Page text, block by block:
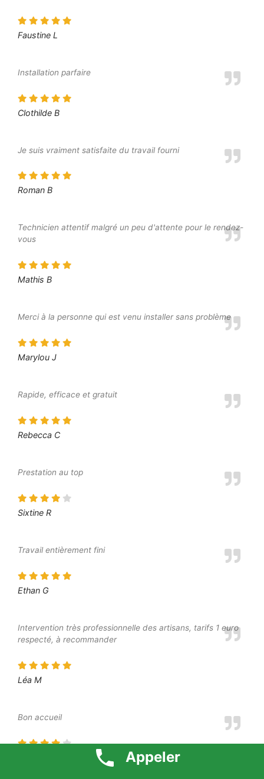
Faustine L
Installation parfaire
Clothilde B
Je suis vraiment satisfaite du travail fourni
Roman B
Technicien attentif malgré un peu d'attente pour le rendez-
vous
Mathis B
Merci à la personne qui est venu installer sans problème
Marylou J
Rapide, efficace et gratuit
Rebecca C
Prestation au top
Sixtine R
Travail entièrement fini
Ethan G
Intervention très professionnelle des artisans, tarifs 1 euro
respecté, à recommander
Léa M
Bon accueil
Appeler